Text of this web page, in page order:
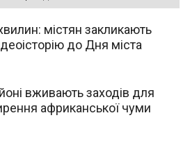
містян закликають
до Дня міста
вживають заходів для
африканської чуми